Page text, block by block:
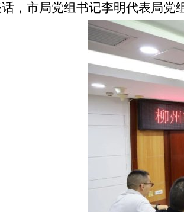
，市局党组书记李明代表局党